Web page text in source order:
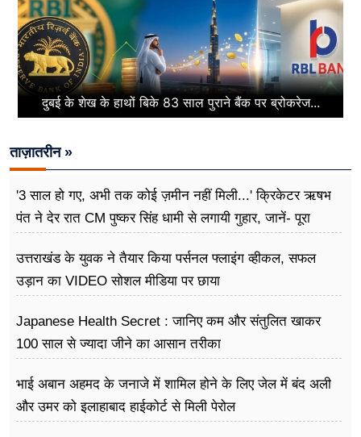
दुबई के शेख के हाथों बिके 83 साल पुराने बैंक पर ब्रोकरेज...
ताज़ातरीन »
'3 साल हो गए, अभी तक कोई ज़मीन नहीं मिली...' क्रिकेटर ऋषभ
पंत ने देर रात CM पुष्कर सिंह धामी से लगायी गुहार, जानें- पूरा
उत्तराखंड के युवक ने तैयार किया पर्सनल फ्लाइंग व्हीकल, सफल
उड़ान का VIDEO सोशल मीडिया पर छाया
Japanese Health Secret : जानिए कम और संतुलित खाकर
100 साल से ज्यादा जीने का आसान तरीका
भाई अबान अहमद के जनाजे में शामिल होने के लिए जेल में बंद अली
और उमर को इलाहाबाद हाईकोर्ट से मिली पेरोल